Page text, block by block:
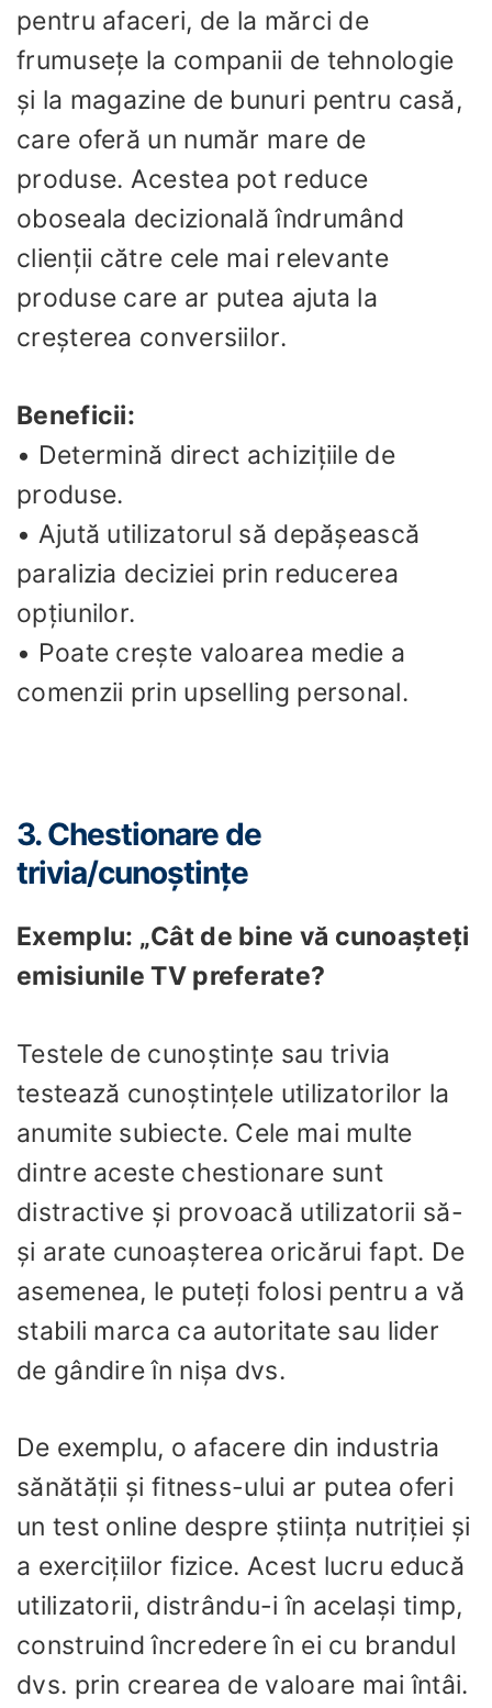
pentru afaceri, de la mărci de
frumusețe la companii de tehnologie
și la magazine de bunuri pentru casă,
care oferă un număr mare de
produse. Acestea pot reduce
oboseala decizională îndrumând
clienții către cele mai relevante
produse care ar putea ajuta la
creșterea conversiilor.
Beneficii:
• Determină direct achizițiile de
produse.
• Ajută utilizatorul să depășească
paralizia deciziei prin reducerea
opțiunilor.
• Poate crește valoarea medie a
comenzii prin upselling personal.
3. Chestionare de
trivia/cunoștințe
Exemplu: „Cât de bine vă cunoașteți
emisiunile TV preferate?
Testele de cunoștințe sau trivia
testează cunoștințele utilizatorilor la
anumite subiecte. Cele mai multe
dintre aceste chestionare sunt
distractive și provoacă utilizatorii să-
și arate cunoașterea oricărui fapt. De
asemenea, le puteți folosi pentru a vă
stabili marca ca autoritate sau lider
de gândire în nișa dvs.
De exemplu, o afacere din industria
sănătății și fitness-ului ar putea oferi
un test online despre știința nutriției și
a exercițiilor fizice. Acest lucru educă
utilizatorii, distrându-i în același timp,
construind încredere în ei cu brandul
dvs. prin crearea de valoare mai întâi.